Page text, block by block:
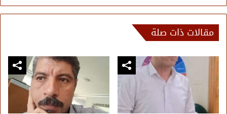
مقالات ذات صلة